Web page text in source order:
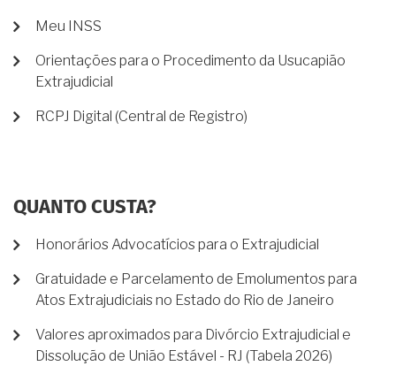
Meu INSS
Orientações para o Procedimento da Usucapião
Extrajudicial
RCPJ Digital (Central de Registro)
QUANTO CUSTA?
Honorários Advocatícios para o Extrajudicial
Gratuidade e Parcelamento de Emolumentos para
Atos Extrajudiciais no Estado do Rio de Janeiro
Valores aproximados para Divórcio Extrajudicial e
Dissolução de União Estável - RJ (Tabela 2026)